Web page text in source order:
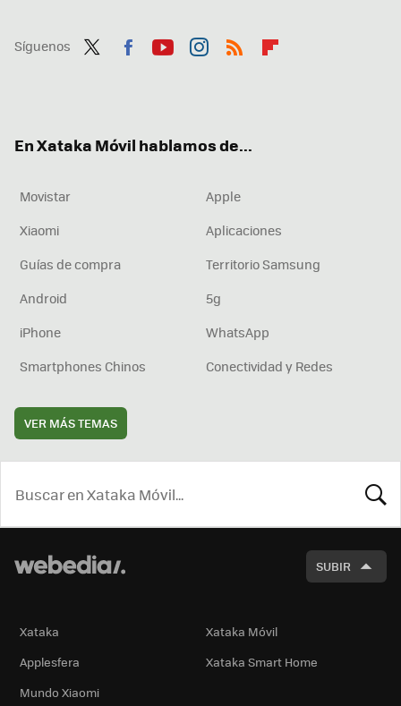
Síguenos
En Xataka Móvil hablamos de...
Movistar
Apple
Xiaomi
Aplicaciones
Guías de compra
Territorio Samsung
Android
5g
iPhone
WhatsApp
Smartphones Chinos
Conectividad y Redes
VER MÁS TEMAS
SUBIR
Xataka
Xataka Móvil
Applesfera
Xataka Smart Home
Mundo Xiaomi